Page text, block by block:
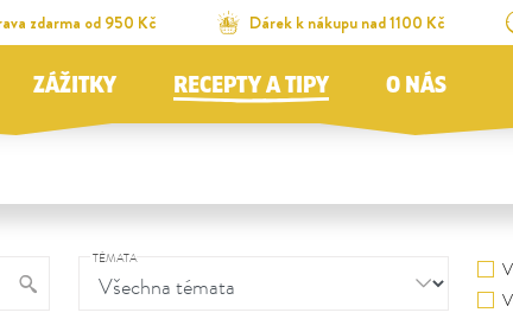
zdarma od 950 Kč Dárek k nákupu nad 1100 Kč
ZÁŽITKY RECEPTY A TIPY O NÁS
TÉMATA